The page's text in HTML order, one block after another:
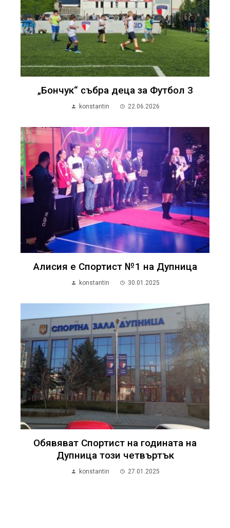
„Бончук“ събра деца за Футбол 3
konstantin 22.06.2026
Алисия е Спортист №1 на Дупница
konstantin 30.01.2025
Обявяват Спортист на годината на
Дупница този четвъртък
konstantin 27.01.2025